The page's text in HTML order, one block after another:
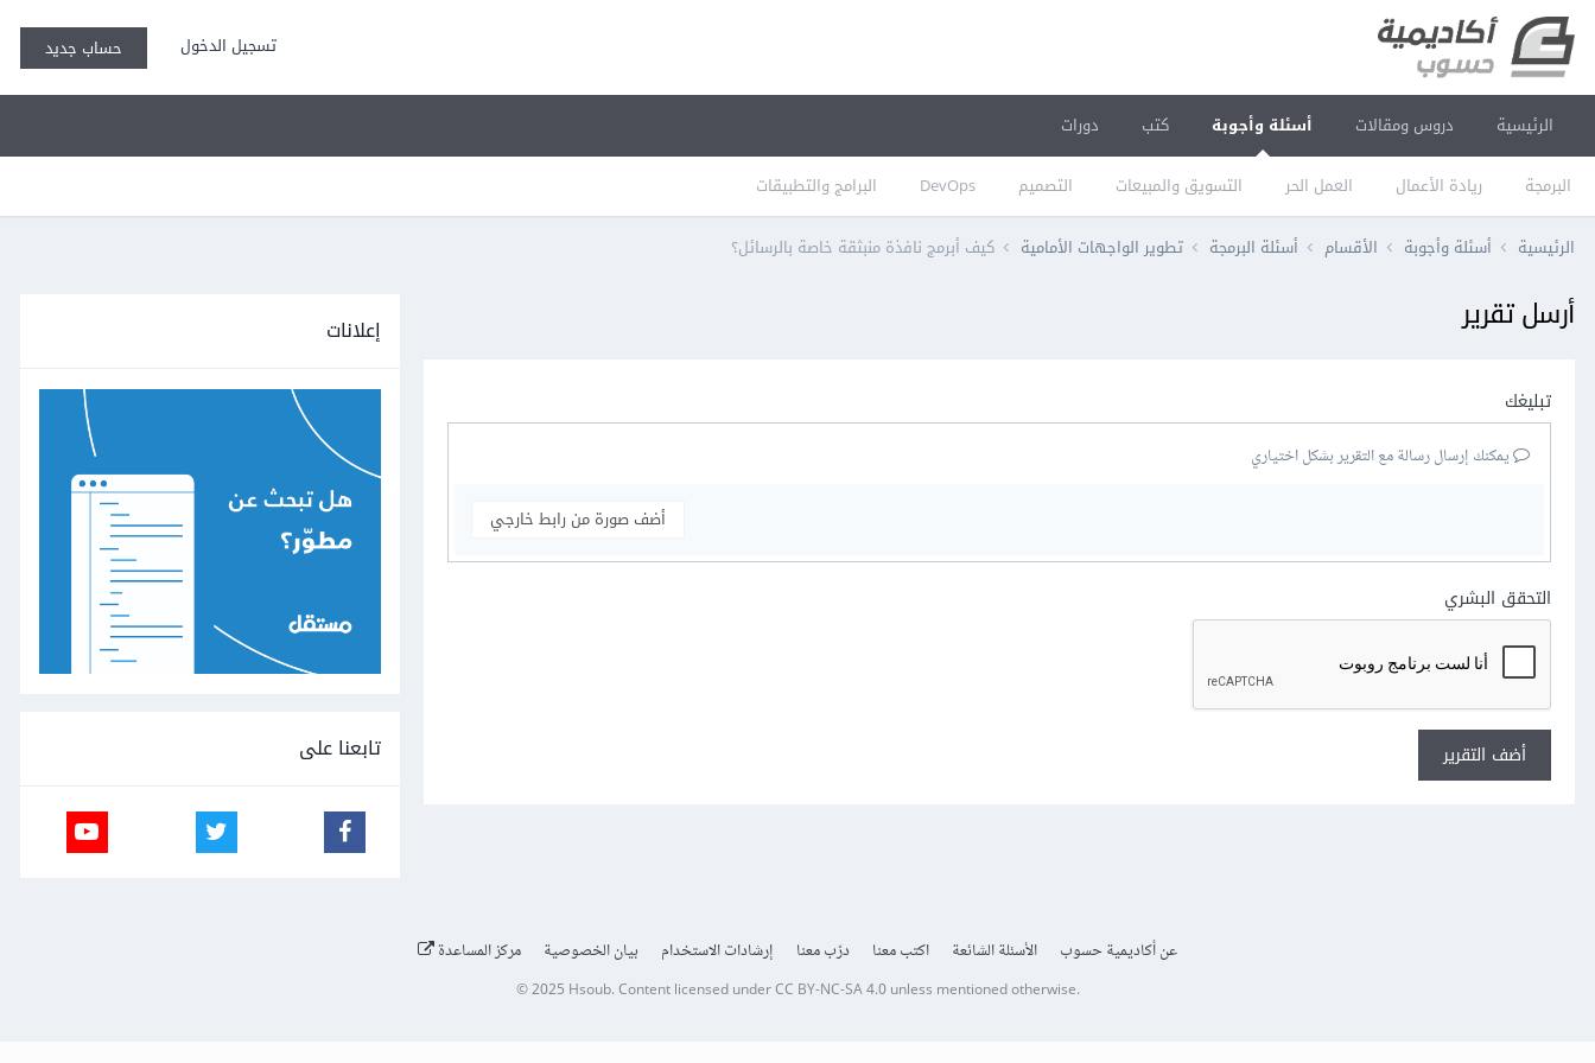
تسجيل الدخول حساب جديد
الرئيسية دروس ومقالات أسئلة وأجوبة
البرمجة ريادة الأعمال العمل الحر التسويق والمبيعات التصميم DevOps البرامج والتطبيقات
كتب دورات
الرئيسية أسئلة وأجوبة الأقسام أسئلة البرمجة تطوير الواجهات الأمامية كيف أبرمج نافذة منبثقة خاصة بالرسائل؟
أرسل تقرير
تبليغك
يمكنك إرسال رسالة مع التقرير بشكل اختياري
أضف صورة من رابط خارجي
التحقق البشري
أضف التقرير
إعلانات
تابعنا على
عن أكاديمية حسوب الأسئلة الشائعة اكتب معنا درّب معنا إرشادات الاستخدام بيان الخصوصية مركز المساعدة
© 2025 Hsoub.Content licensed underCC BY-NC-SA 4.0unless mentioned otherwise.